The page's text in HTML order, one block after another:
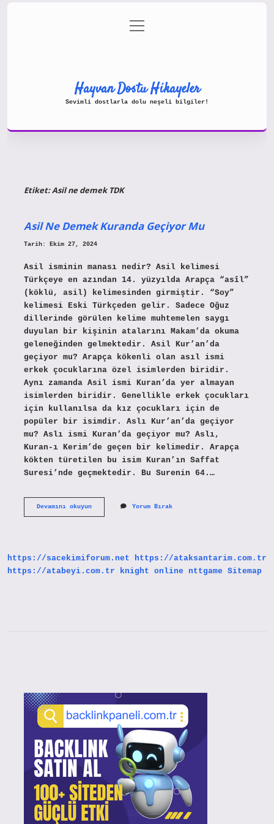
Gizlilik Politikası
menüyü
aç
Hayvan Dostu Hikayeler
Sevimli dostlarla dolu neşeli bilgiler!
Etiket:Asil ne demek TDK
Asil Ne Demek Kuranda Geçiyor Mu
Tarih: Ekim 27, 2024
Asil isminin manası nedir? Asil kelimesi
Türkçeye en azından 14. yüzyılda Arapça “asîl”
(köklü, asil) kelimesinden girmiştir. “Soy”
kelimesi Eski Türkçeden gelir. Sadece Oğuz
dillerinde görülen kelime muhtemelen saygı
duyulan bir kişinin atalarını Makam’da okuma
geleneğinden gelmektedir. Asil Kur’an’da
geçiyor mu? Arapça kökenli olan asıl ismi
erkek çocuklarına özel isimlerden biridir.
Aynı zamanda Asil ismi Kuran’da yer almayan
isimlerden biridir. Genellikle erkek çocukları
için kullanılsa da kız çocukları için de
popüler bir isimdir. Aslı Kur’an’da geçiyor
mu? Aslı ismi Kuran’da geçiyor mu? Aslı,
Kuran-ı Kerim’de geçen bir kelimedir. Arapça
kökten türetilen bu isim Kuran’ın Saffat
Suresi’nde geçmektedir. Bu Surenin 64.…
Devamını okuyunAsil
Yorum Bırak
https://sacekimiforum.net
https://ataksantarim.com.tr
https://atabeyi.com.tr
knight online nttgame Sitemap